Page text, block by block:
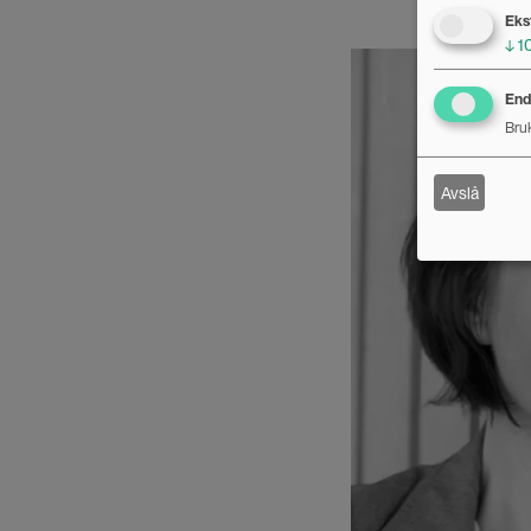
↓
Avslå